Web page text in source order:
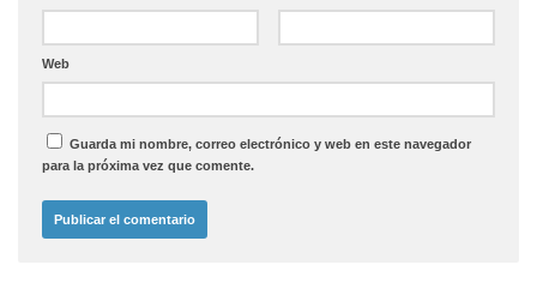
Web
Guarda mi nombre, correo electrónico y web en este navegador
para la próxima vez que comente.